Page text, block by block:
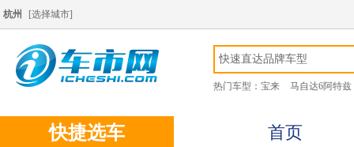
杭州 [选择城市]
热门车型： 宝来 马自达6阿特兹
快捷选车 首页